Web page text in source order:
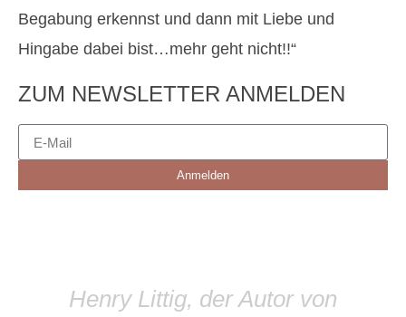
Begabung erkennst und dann mit Liebe und
Hingabe dabei bist…mehr geht nicht!!“
ZUM NEWSLETTER ANMELDEN
Anmelden
Henry Littig, der Autor von